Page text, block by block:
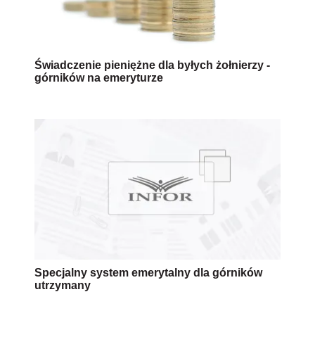
Świadczenie pieniężne dla byłych żołnierzy -
górników na emeryturze
Specjalny system emerytalny dla górników
utrzymany